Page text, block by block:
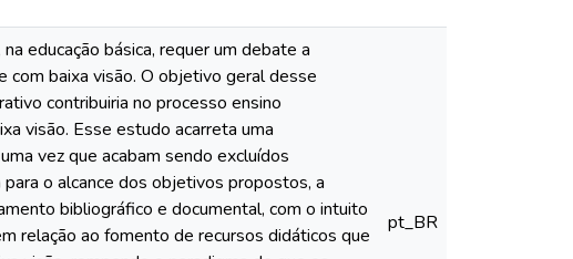
educação básica, requer um debate a
baixa visão. O objetivo geral desse
contribuiria no processo ensino
visão. Esse estudo acarreta uma
vez que acabam sendo excluídos
o alcance dos objetivos propostos, a
bibliográfico e documental, com o intuito
relação ao fomento de recursos didáticos que
pt_BR